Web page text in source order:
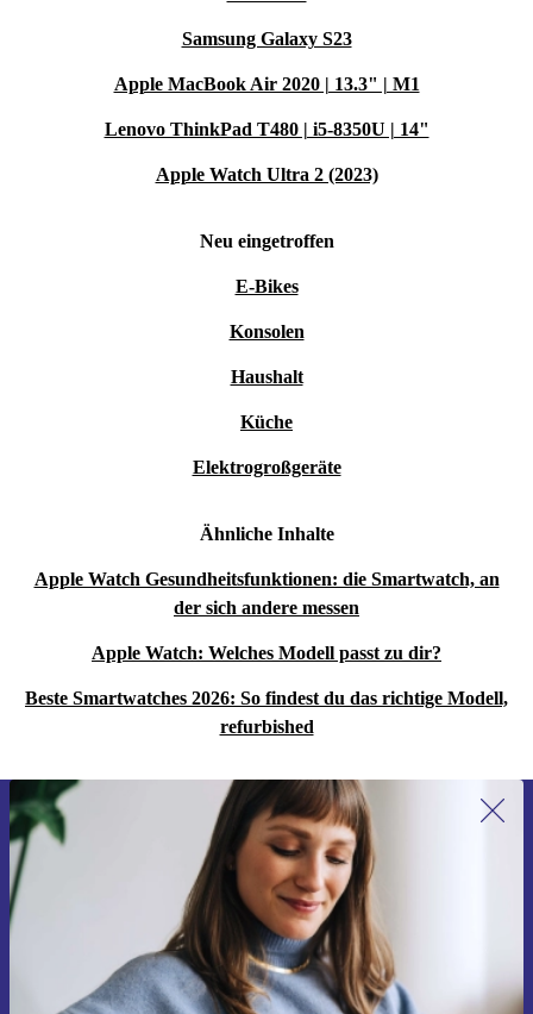
Samsung Galaxy S23
Apple MacBook Air 2020 | 13.3" | M1
Lenovo ThinkPad T480 | i5-8350U | 14"
Apple Watch Ultra 2 (2023)
Neu eingetroffen
E-Bikes
Konsolen
Haushalt
Küche
Elektrogroßgeräte
Ähnliche Inhalte
Apple Watch Gesundheitsfunktionen: die Smartwatch, an
der sich andere messen
Apple Watch: Welches Modell passt zu dir?
Beste Smartwatches 2026: So findest du das richtige Modell,
refurbished
Erstmals zum Newsletter anmelden,
15 € sparen!
Verpasse kein Angebot mehr.